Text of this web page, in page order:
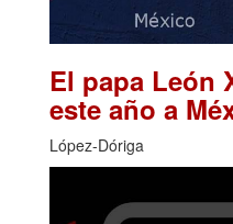
El papa León
este año a
López-Dóriga